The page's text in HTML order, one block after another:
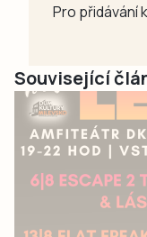
Pro přidávání
Související